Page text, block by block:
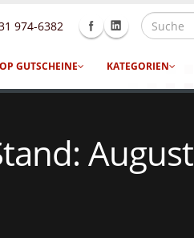
974-6382
GUTSCHEINE KATEGORIEN
August